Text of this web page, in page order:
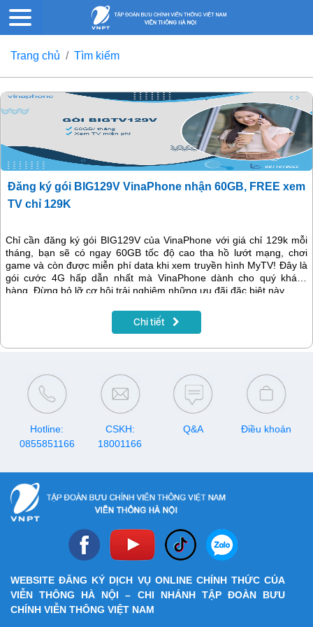
Trang chủ Tìm kiếm
Đăng ký gói BIG129V VinaPhone nhận 60GB, FREE xem
TV chỉ 129K
Chỉ cần đăng ký gói BIG129V của VinaPhone với giá chỉ 129k mỗi
tháng, bạn sẽ có ngay 60GB tốc độ cao tha hồ lướt mạng, chơi
game và còn được miễn phí data khi xem truyền hình MyTV! Đây là
gói cước 4G hấp dẫn nhất mà VinaPhone dành cho quý khách
hàng. Đừng bỏ lỡ cơ hội trải nghiệm những ưu đãi đặc biệt này.
Chi tiết
Hotline:
0855851166
CSKH:
18001166
Q&A Điều khoản
WEBSITE ĐĂNG KÝ DỊCH VỤ ONLINE CHÍNH THỨC CỦA
VIỄN THÔNG HÀ NỘI – CHI NHÁNH TẬP ĐOÀN BƯU
CHÍNH VIỄN THÔNG VIỆT NAM